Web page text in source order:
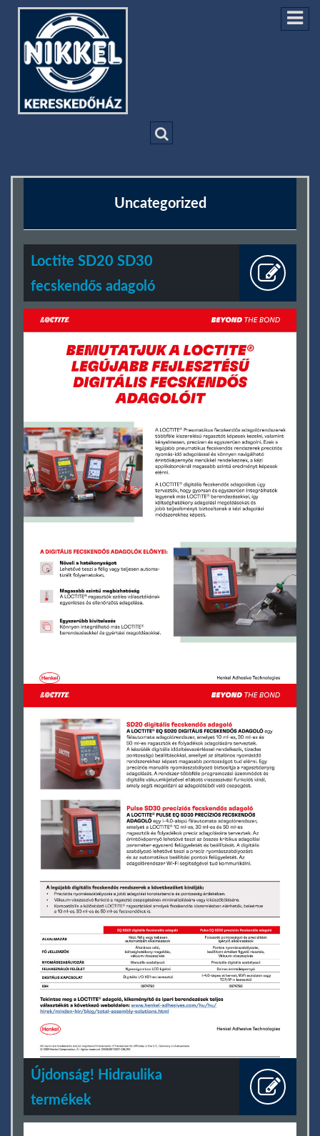
Uncategorized
Loctite SD20 SD30
fecskendős adagoló
Újdonság! Hidraulika
termékek